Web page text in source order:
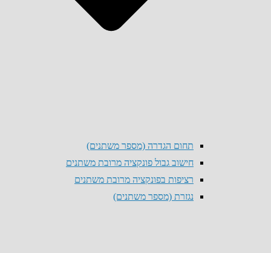
תחום הגדרה (מספר משתנים)
חישוב גבול פונקציה מרובת משתנים
רציפות בפונקציה מרובת משתנים
נגזרת (מספר משתנים)